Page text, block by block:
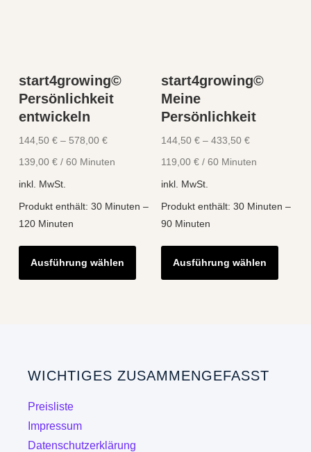
werden
start4growing©
Persönlichkeit
entwickeln
144,50 €– 578,00 €
139,00 €/ 60 Minuten
inkl. MwSt.
Produkt enthält: 30 Minuten –
120 Minuten
Ausführung wählen
Dieses
Produkt
weist
Optionen
start4growing©
Meine
Persönlichkeit
144,50 €– 433,50 €
119,00 €/ 60 Minuten
inkl. MwSt.
Produkt enthält: 30 Minuten –
90 Minuten
Ausführung wählen
weist
WICHTIGES ZUSAMMENGEFASST
Preisliste
Impressum
Datenschutzerklärung